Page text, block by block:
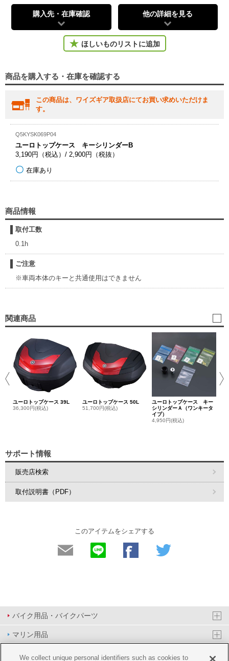
購入先・在庫確認 他の詳細を見る
ほしいものリストに追加
商品を購入する・在庫を確認する
この商品は、ワイズギア取扱店にてお買い求めいただけま
す。
Q5KYSK069P04
ユーロトップケース キーシリンダーB
3,190円（税込）/ 2,900円（税抜）
在庫あり
商品情報
取付工数
0.1h
ご注意
※車両本体のキーと共通使用はできません
関連商品
ユーロトップケース 39L
36,300円(税込)
ユーロトップケース 50L
51,700円(税込)
ユーロトップケース キー
シリンダーＡ（ワンキータ
イプ）
4,950円(税込)
サポート情報
販売店検索
取付説明書（PDF）
このアイテムをシェアする
バイク用品・バイクパーツ
マリン用品
PAS/YPJ用品
We collect unique personal identifiers such as cookies to